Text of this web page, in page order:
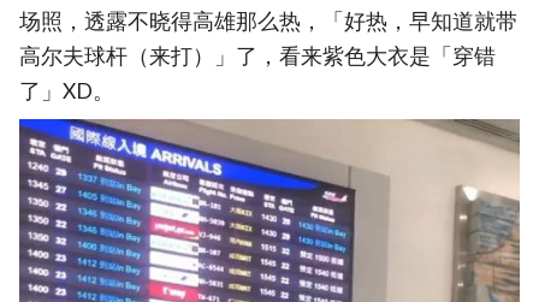
场照，透露不晓得高雄那么热，「好热，早知道就带
高尔夫球杆（来打）」了，看来紫色大衣是「穿错
了」XD。